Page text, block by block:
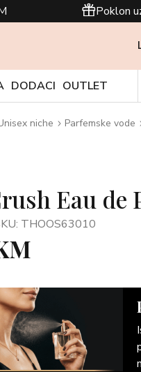
Poklon
DODACI OUTLET
niche Parfemske vode
Eau de
THOOS63010